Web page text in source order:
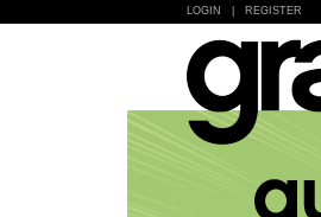
LOGIN REGISTER